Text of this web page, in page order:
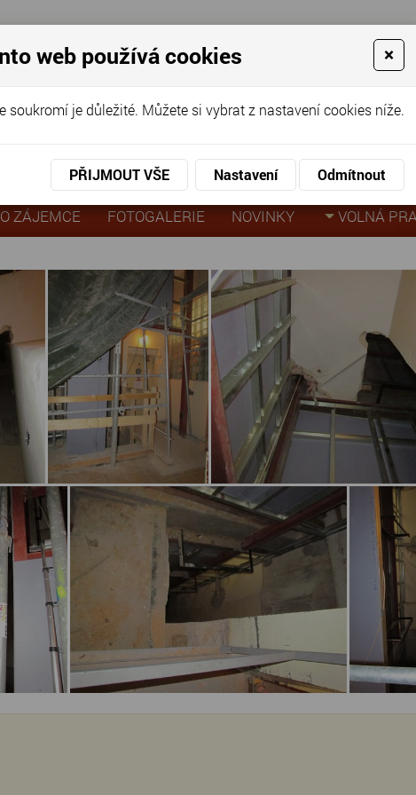
pro seniory
ZÁJEMCE FOTOGALERIE NOVINKY VOLNÁ
výtahu
web používá cookies ×
soukromí je důležité. Můžete si vybrat z nastavení cookies níže.
PŘIJMOUT VŠE Nastavení Odmítnout